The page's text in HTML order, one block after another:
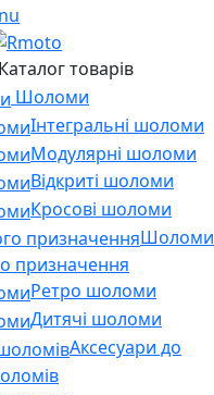
Каталог товарів
Шоломи
Інтегральні шоломи
Модулярні шоломи
Відкриті шоломи
Кросові шоломи
Шоломи
призначення
Ретро шоломи
Дитячі шоломи
Аксесуари до